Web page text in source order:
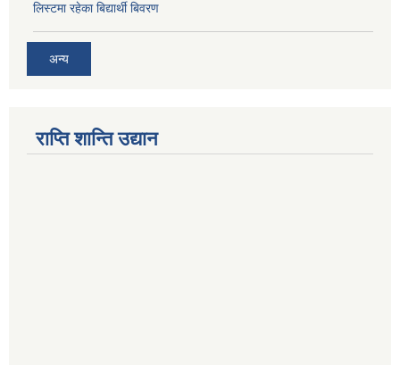
लिस्टमा रहेका बिद्यार्थी बिवरण
अन्य
राप्ति शान्ति उद्यान